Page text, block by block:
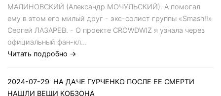
МАЛИНОВСКИЙ (Александр МОЧУЛЬСКИЙ). А помогал
ему в этом его милый друг - экс-солист группы «Smash!!»
Сергей ЛАЗАРЕВ. - О проекте CROWDWIZ я узнала через
официальный фан-кл...
Читать подробно →
2024-07-29 НА ДАЧЕ ГУРЧЕНКО ПОСЛЕ ЕЕ СМЕРТИ
НАШЛИ ВЕЩИ КОБЗОНА